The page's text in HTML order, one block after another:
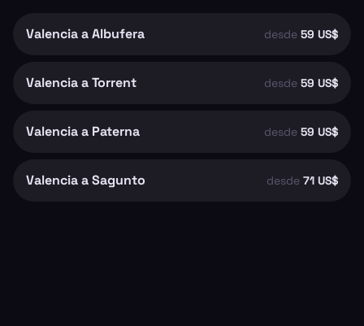
Valencia a Albufera desde 59 US$
Valencia a Torrent desde 59 US$
Valencia a Paterna desde 59 US$
Valencia a Sagunto desde 71 US$